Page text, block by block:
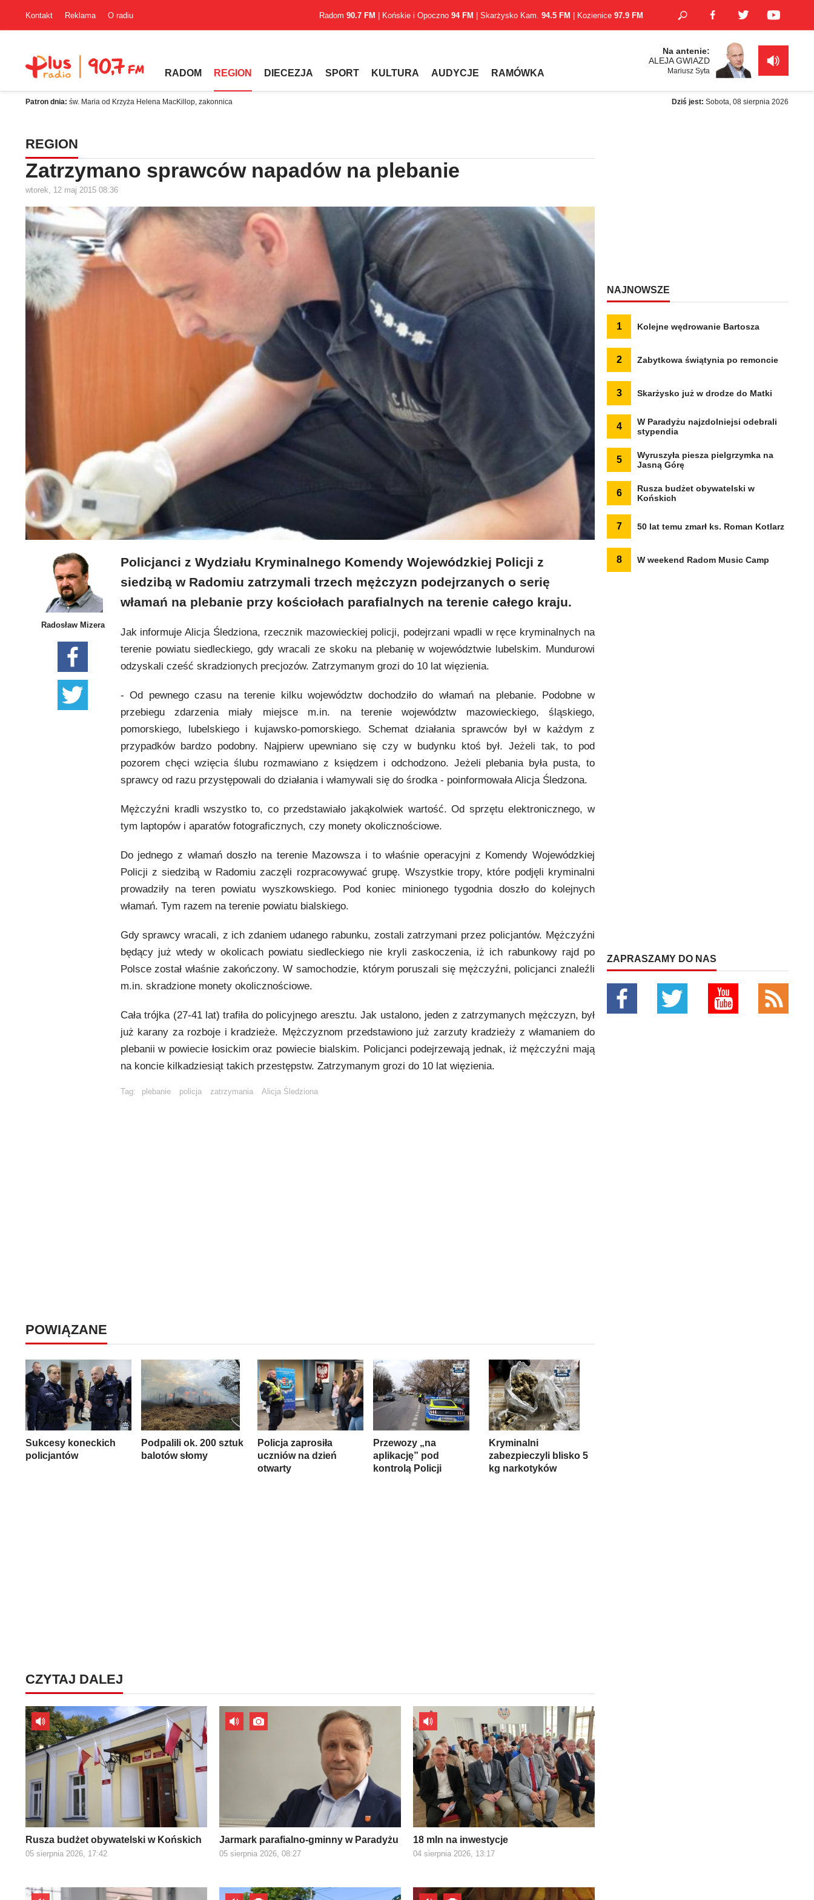
Kontakt Reklama O radiu Radom 90.7 FM | Końskie i Opoczno 94 FM | Skarżysko Kam. 94.5 FM | Kozienice 97.9 FM
RADOM REGION DIECEZJA SPORT KULTURA AUDYCJE RAMÓWKA
Na antenie:
ALEJA GWIAZD
Mariusz Syta
Patron dnia: św. Maria od Krzyża Helena MacKillop, zakonnica Dziś jest: Sobota, 08 sierpnia 2026
REGION
Zatrzymano sprawców napadów na plebanie
wtorek, 12 maj 2015 08:36
Radosław Mizera
Policjanci z Wydziału Kryminalnego Komendy Wojewódzkiej Policji z
siedzibą w Radomiu zatrzymali trzech mężczyzn podejrzanych o serię
włamań na plebanie przy kościołach parafialnych na terenie całego kraju.
Jak informuje Alicja Śledziona, rzecznik mazowieckiej policji, podejrzani wpadli w ręce kryminalnych na
terenie powiatu siedleckiego, gdy wracali ze skoku na plebanię w województwie lubelskim. Mundurowi
odzyskali cześć skradzionych precjozów. Zatrzymanym grozi do 10 lat więzienia.
- Od pewnego czasu na terenie kilku województw dochodziło do włamań na plebanie. Podobne w
przebiegu zdarzenia miały miejsce m.in. na terenie województw mazowieckiego, śląskiego,
pomorskiego, lubelskiego i kujawsko-pomorskiego. Schemat działania sprawców był w każdym z
przypadków bardzo podobny. Najpierw upewniano się czy w budynku ktoś był. Jeżeli tak, to pod
pozorem chęci wzięcia ślubu rozmawiano z księdzem i odchodzono. Jeżeli plebania była pusta, to
sprawcy od razu przystępowali do działania i włamywali się do środka - poinformowała Alicja Śledzona.
Mężczyźni kradli wszystko to, co przedstawiało jakąkolwiek wartość. Od sprzętu elektronicznego, w
tym laptopów i aparatów fotograficznych, czy monety okolicznościowe.
Do jednego z włamań doszło na terenie Mazowsza i to właśnie operacyjni z Komendy Wojewódzkiej
Policji z siedzibą w Radomiu zaczęli rozpracowywać grupę. Wszystkie tropy, które podjęli kryminalni
prowadziły na teren powiatu wyszkowskiego. Pod koniec minionego tygodnia doszło do kolejnych
włamań. Tym razem na terenie powiatu bialskiego.
Gdy sprawcy wracali, z ich zdaniem udanego rabunku, zostali zatrzymani przez policjantów. Mężczyźni
będący już wtedy w okolicach powiatu siedleckiego nie kryli zaskoczenia, iż ich rabunkowy rajd po
Polsce został właśnie zakończony. W samochodzie, którym poruszali się mężczyźni, policjanci znaleźli
m.in. skradzione monety okolicznościowe.
Cała trójka (27-41 lat) trafiła do policyjnego aresztu. Jak ustalono, jeden z zatrzymanych mężczyzn, był
już karany za rozboje i kradzieże. Mężczyznom przedstawiono już zarzuty kradzieży z włamaniem do
plebanii w powiecie łosickim oraz powiecie bialskim. Policjanci podejrzewają jednak, iż mężczyźni mają
na koncie kilkadziesiąt takich przestępstw. Zatrzymanym grozi do 10 lat więzienia.
Tag: plebanie policja zatrzymania Alicja Śledziona
POWIĄZANE
Sukcesy koneckich
policjantów
Podpalili ok. 200 sztuk
balotów słomy
Policja zaprosiła
uczniów na dzień
otwarty
Przewozy „na
aplikację” pod
kontrolą Policji
Kryminalni
zabezpieczyli blisko 5
kg narkotyków
CZYTAJ DALEJ
Rusza budżet obywatelski w Końskich
05 sierpnia 2026, 17:42
Jarmark parafialno-gminny w Paradyżu
05 sierpnia 2026, 08:27
18 mln na inwestycje
04 sierpnia 2026, 13:17
NAJNOWSZE
1 Kolejne wędrowanie Bartosza
2 Zabytkowa świątynia po remoncie
3 Skarżysko już w drodze do Matki
4
W Paradyżu najzdolniejsi odebrali
stypendia
5
Wyruszyła piesza pielgrzymka na
Jasną Górę
6
Rusza budżet obywatelski w
Końskich
7 50 lat temu zmarł ks. Roman Kotlarz
8 W weekend Radom Music Camp
ZAPRASZAMY DO NAS